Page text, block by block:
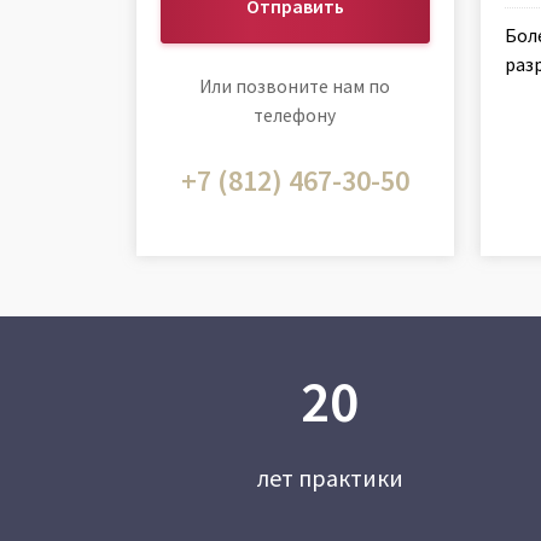
Отправить
Или позвоните нам по
телефону
+7 (812) 467-30-50
20
лет практики